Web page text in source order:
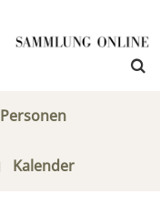
Personen
Kalender